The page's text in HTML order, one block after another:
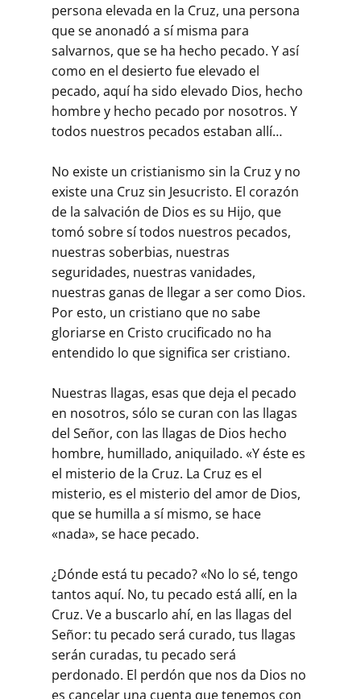
persona elevada en la Cruz, una persona
que se anonadó a sí misma para
salvarnos, que se ha hecho pecado. Y así
como en el desierto fue elevado el
pecado, aquí ha sido elevado Dios, hecho
hombre y hecho pecado por nosotros. Y
todos nuestros pecados estaban allí…
No existe un cristianismo sin la Cruz y no
existe una Cruz sin Jesucristo. El corazón
de la salvación de Dios es su Hijo, que
tomó sobre sí todos nuestros pecados,
nuestras soberbias, nuestras
seguridades, nuestras vanidades,
nuestras ganas de llegar a ser como Dios.
Por esto, un cristiano que no sabe
gloriarse en Cristo crucificado no ha
entendido lo que significa ser cristiano.
Nuestras llagas, esas que deja el pecado
en nosotros, sólo se curan con las llagas
del Señor, con las llagas de Dios hecho
hombre, humillado, aniquilado. «Y éste es
el misterio de la Cruz. La Cruz es el
misterio, es el misterio del amor de Dios,
que se humilla a sí mismo, se hace
«nada», se hace pecado.
¿Dónde está tu pecado? «No lo sé, tengo
tantos aquí. No, tu pecado está allí, en la
Cruz. Ve a buscarlo ahí, en las llagas del
Señor: tu pecado será curado, tus llagas
serán curadas, tu pecado será
perdonado. El perdón que nos da Dios no
es cancelar una cuenta que tenemos con